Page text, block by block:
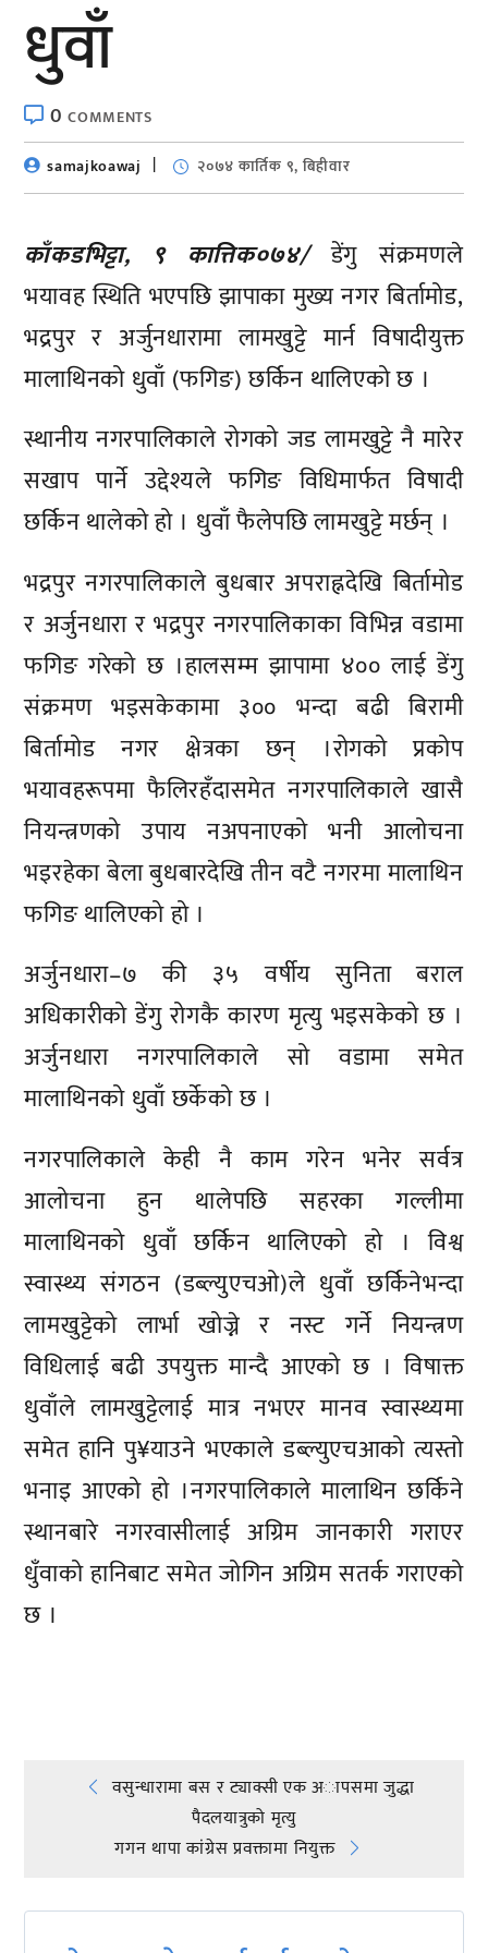
धुवाँ
0COMMENTS
samajkoawaj
२०७४ कार्तिक ९, बिहीवार
काँकडभिट्टा, ९ कात्तिक०७४/ डेंगु संक्रमणले
भयावह स्थिति भएपछि झापाका मुख्य नगर बिर्तामोड,
भद्रपुर र अर्जुनधारामा लामखुट्टे मार्न विषादीयुक्त
मालाथिनको धुवाँ (फगिङ) छर्किन थालिएको छ ।
स्थानीय नगरपालिकाले रोगको जड लामखुट्टे नै मारेर
सखाप पार्ने उद्देश्यले फगिङ विधिमार्फत विषादी
छर्किन थालेको हो । धुवाँ फैलेपछि लामखुट्टे मर्छन् ।
भद्रपुर नगरपालिकाले बुधबार अपराह्नदेखि बिर्तामोड
र अर्जुनधारा र भद्रपुर नगरपालिकाका विभिन्न वडामा
फगिङ गरेको छ ।हालसम्म झापामा ४०० लाई डेंगु
संक्रमण भइसकेकामा ३०० भन्दा बढी बिरामी
बिर्तामोड नगर क्षेत्रका छन् ।रोगको प्रकोप
भयावहरूपमा फैलिरहँदासमेत नगरपालिकाले खासै
नियन्त्रणको उपाय नअपनाएको भनी आलोचना
भइरहेका बेला बुधबारदेखि तीन वटै नगरमा मालाथिन
फगिङ थालिएको हो ।
अर्जुनधारा–७ की ३५ वर्षीय सुनिता बराल
अधिकारीको डेंगु रोगकै कारण मृत्यु भइसकेको छ ।
अर्जुनधारा नगरपालिकाले सो वडामा समेत
मालाथिनको धुवाँ छर्केको छ ।
नगरपालिकाले केही नै काम गरेन भनेर सर्वत्र
आलोचना हुन थालेपछि सहरका गल्लीमा
मालाथिनको धुवाँ छर्किन थालिएको हो । विश्व
स्वास्थ्य संगठन (डब्ल्युएचओ)ले धुवाँ छर्किनेभन्दा
लामखुट्टेको लार्भा खोज्ने र नस्ट गर्ने नियन्त्रण
विधिलाई बढी उपयुक्त मान्दै आएको छ । विषाक्त
धुवाँले लामखुट्टेलाई मात्र नभएर मानव स्वास्थ्यमा
समेत हानि पु¥याउने भएकाले डब्ल्युएचआको त्यस्तो
भनाइ आएको हो ।नगरपालिकाले मालाथिन छर्किने
स्थानबारे नगरवासीलाई अग्रिम जानकारी गराएर
धुँवाको हानिबाट समेत जोगिन अग्रिम सतर्क गराएको
छ ।
Post
navigation
वसुन्धारामा बस र ट्याक्सी एक अापसमा जुद्धा
पैदलयात्रुको मृत्यु
गगन थापा कांग्रेस प्रवक्तामा नियुक्त